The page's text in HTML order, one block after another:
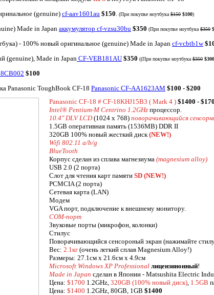
(genuine) cf-aav1601au $150. (При покупке ноутбука $150 $100)
Made in Japan аккумулятор cf-vzsu30bu $350 (При покупке ноутбука $350
- 100% новый оригинальное (genuine) Made in Japan cf-vcbtb1w
(genuine), Made in Japan CF-VEB181AU $350 ((При покупке ноутбука $350 $300
$100
Panasonic ToughBook CF-18 Panasonic CF-AA1623AM $100 - $200
Panasonic CF-18 # CF-18KHJ15B3 ( Mark 4 ) $1400 -
Intel® Pentium-M Centrino 1.2GHz процессор.
10.4" DLV LCD(1024 x 768) поворачивающийся
1.5GB оперативная память (1536MB) DDR II
320GB 100% новый жесткий диск(NEW!)
Wifi 802.11 a/b/g
BlueTooth
Корпус сделан из сплава магнезиума (magnesium alloy)
USB 2.0 (2 порта)
Слот для чтения карт памяти SD (NEW!)
PCMCIA (2 порта)
Сетевая карта (LAN)
Модем
VGA порт, подключение к внешнему монитору.
COM-порт
Звуковые порты (микрофон, колонки)
Стилус
Поворачивающийся сенсороный экран (нажимайте
Вес: 2.1кг (очень легкий сплав Magnesium Alloy!)
Размеры: 27.1см x 21.6см x 4.9см
Microsoft Windows XP Professional лицензинонный!
Made in Japan сделан в Японии - Matsushita Electric
Цена: $1700 1.2GHz, 320GB (100% новый диск), 1.5GB
Цена: $1400 1.2GHz, 80GB, 1GB $1400